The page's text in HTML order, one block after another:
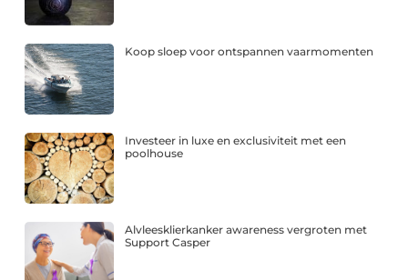
Koop sloep voor ontspannen vaarmomenten
Investeer in luxe en exclusiviteit met een
poolhouse
Alvleesklierkanker awareness vergroten met
Support Casper